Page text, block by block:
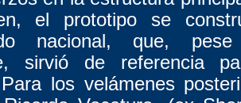
el prototipo se
nacional, que,
sirvió de referencia
los velámenes